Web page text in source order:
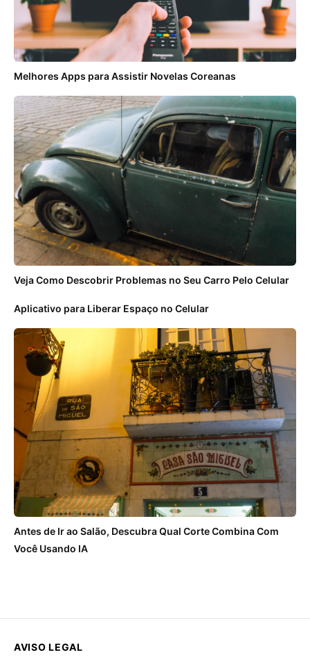
Melhores Apps para Assistir Novelas Coreanas
Veja Como Descobrir Problemas no Seu Carro Pelo Celular
Aplicativo para Liberar Espaço no Celular
Antes de Ir ao Salão, Descubra Qual Corte Combina Com
Você Usando IA
AVISO LEGAL